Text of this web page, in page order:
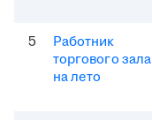
5
Работник
торгового зала
на лето